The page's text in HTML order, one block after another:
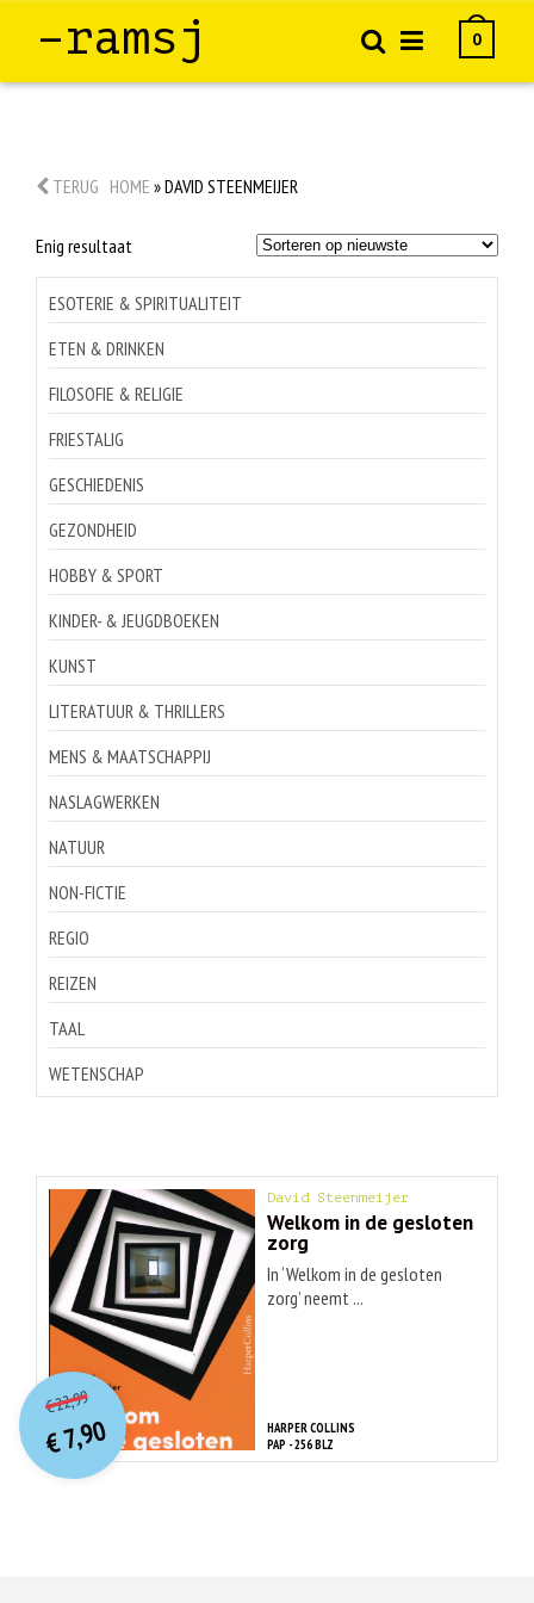
–ramsj 0
TERUG HOME »DAVID STEENMEIJER
Enig resultaat
ESOTERIE & SPIRITUALITEIT
ETEN & DRINKEN
FILOSOFIE & RELIGIE
FRIESTALIG
GESCHIEDENIS
GEZONDHEID
HOBBY & SPORT
KINDER- & JEUGDBOEKEN
KUNST
LITERATUUR & THRILLERS
MENS & MAATSCHAPPIJ
NASLAGWERKEN
NATUUR
NON-FICTIE
REGIO
REIZEN
TAAL
WETENSCHAP
David Steenmeijer
Welkom in de gesloten
zorg
In ‘Welkom in de gesloten
zorg’ neemt ...
HARPER COLLINS
PAP - 256 BLZ
€22,99O
orspr
onkelijke
prijs
was:
€ 22,99.
€7,90
Huidige
prijs
is:
€ 7,90.